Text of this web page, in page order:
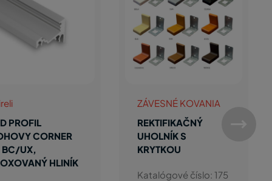
PROFIL
CORNER
BC/UX,
HLINÍK
ZÁVESNÉ KOVANIA
REKTIFIKAČNÝ
UHOLNÍK S
KRYTKOU
Katalógové číslo: 175